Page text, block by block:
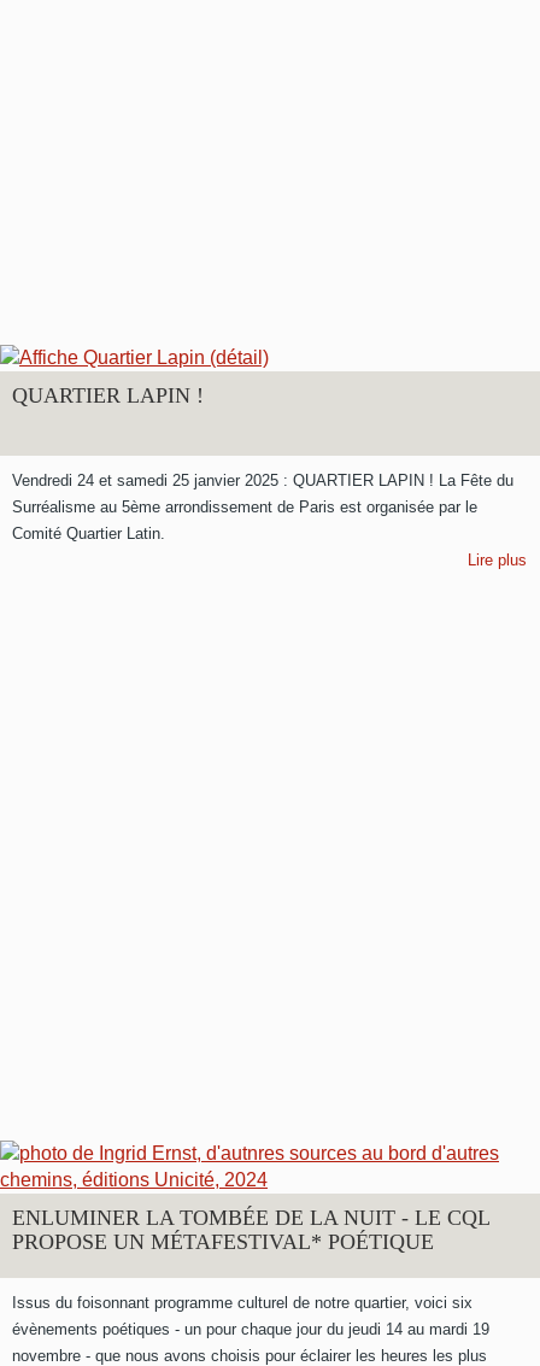
QUARTIER LAPIN !
Vendredi 24 et samedi 25 janvier 2025 : QUARTIER LAPIN ! La Fête du
Surréalisme au 5ème arrondissement de Paris est organisée par le
Comité Quartier Latin.
Lire plus
ENLUMINER LA TOMBÉE DE LA NUIT - LE CQL
PROPOSE UN MÉTAFESTIVAL* POÉTIQUE
Issus du foisonnant programme culturel de notre quartier, voici six
évènements poétiques - un pour chaque jour du jeudi 14 au mardi 19
novembre - que nous avons choisis pour éclairer les heures les plus